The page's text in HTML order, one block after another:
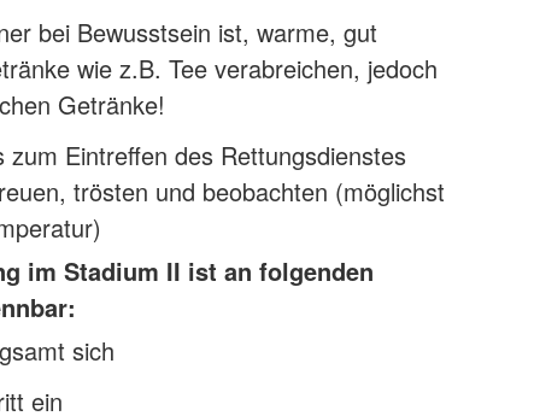
bei Bewusstsein ist, warme, gut
wie z.B. Tee verabreichen, jedoch
Getränke!
zum Eintreffen des Rettungsdienstes
trösten und beobachten (möglichst
im Stadium II ist an folgenden
sich
ein